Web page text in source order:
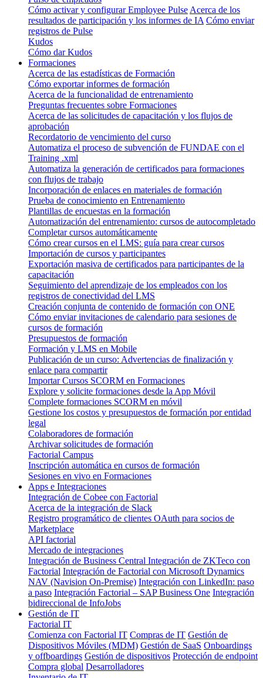
Cómo activar y configurar Employee Pulse Acerca de los
resultados de participación y los informes de IA Cómo enviar
registros de Pulse
Kudos
Cómo dar Kudos
Formaciones
Acerca de las estadísticas de Formación
Cómo exportar informes de formación
Acerca de la funcionalidad de entrenamiento
Preguntas frecuentes sobre Formaciones
Acerca de las solicitudes de capacitación y los flujos de
aprobación
Recordatorio de vencimiento del curso
Automatiza el proceso de subvención de FUNDAE con el
Training .xml
Automatiza la generación de certificados para formaciones
con flujos de trabajo
Incorporación de enlaces en materiales de formación
Prueba de conocimiento en Entrenamiento
Plantillas de encuestas en la formación
Automatización del entrenamiento: cursos de autocompletado
Completar cursos automáticamente
Cómo crear cursos en el LMS: guía para crear cursos
Importación de cursos y participantes
Exportación masiva de certificados para participantes de la
capacitación
Seguimiento del aprendizaje de los empleados con los
registros de conectividad del LMS
Creación conjunta de contenido de formación con ONE
Cómo enviar invitaciones de calendario para sesiones de
cursos de formación
Presupuestos de formación
Formación y LMS en Mobile
Publicación de un curso: Advertencias de finalización y
enlace para compartir
Importar Cursos SCORM en Formaciones
Explore y solicite formaciones desde la App Móvil
Complete formaciones SCORM en móvil
Gestione los costos y presupuestos de formación por entidad
legal
Colaboradores de formación
Archivar solicitudes de formación
Factorial Campus
Inscripción automática en cursos de formación
Sesiones en vivo en Formaciones
Apps e Integraciones
Integración de Cobee con Factorial
Acerca de la integración de Slack
Registro programático de clientes OAuth para socios de
Marketplace
API factorial
Mercado de integraciones
Integración de Business Central Integración de ZKTeco con
Factorial Integración de Factorial con Microsoft Dynamics
NAV (Navision On-Premise) Integración con LinkedIn: paso
a paso Integración Factorial – SAP Business One Integración
bidireccional de InfoJobs
Gestión de IT
Factorial IT
Comienza con Factorial IT Compras de IT Gestión de
Dispositivos Móviles (MDM) Gestión de SaaS Onboardings
y offboardings Gestión de dispositivos Protección de endpoint
Compra global Desarrolladores